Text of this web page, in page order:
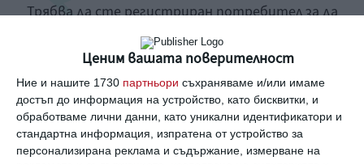
Ценим вашата поверителност
Ние и нашите 1730 партньори съхраняваме и/или имаме
достъп до информация на устройство, като бисквитки, и
обработваме лични данни, като уникални идентификатори и
стандартна информация, изпратена от устройство за
персонализирана реклама и съдържание, измерване на
Трябва да сте регистриран потребител за да
напишете коментар
Виж всички коментари